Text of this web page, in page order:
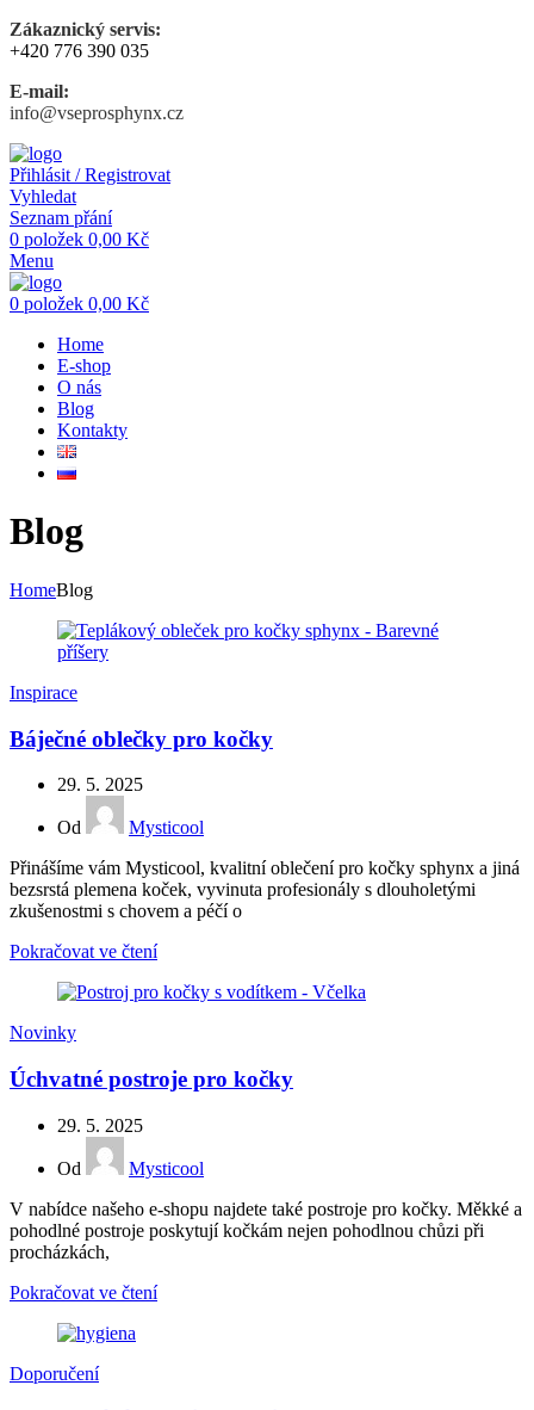
Zákaznický servis:
+420 776 390 035
E-mail:
info@vseprosphynx.cz
Přihlásit / Registrovat
Vyhledat
Seznam přání
0 položek 0,00 Kč
Menu
0 položek 0,00 Kč
Home
E-shop
O nás
Blog
Kontakty
Blog
HomeBlog
Inspirace
Báječné oblečky pro kočky
29. 5. 2025
Od
Mysticool
Přinášíme vám Mysticool, kvalitní oblečení pro kočky sphynx a jiná
bezsrstá plemena koček, vyvinuta profesionály s dlouholetými
zkušenostmi s chovem a péčí o
Pokračovat ve čtení
Novinky
Úchvatné postroje pro kočky
29. 5. 2025
Od
Mysticool
V nabídce našeho e-shopu najdete také postroje pro kočky. Měkké a
pohodlné postroje poskytují kočkám nejen pohodlnou chůzi při
procházkách,
Pokračovat ve čtení
Doporučení